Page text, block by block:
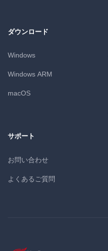
ダウンロード
Windows
Windows ARM
macOS
サポート
お問い合わせ
よくあるご質問